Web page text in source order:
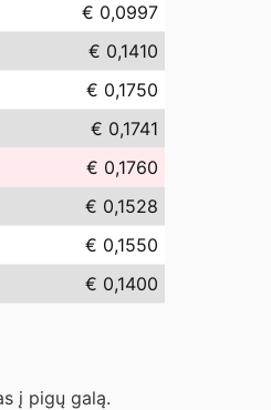
€ 0,0997
€ 0,1410
€ 0,1750
€ 0,1741
€ 0,1760
€ 0,1528
€ 0,1550
€ 0,1400
į pigų galą.